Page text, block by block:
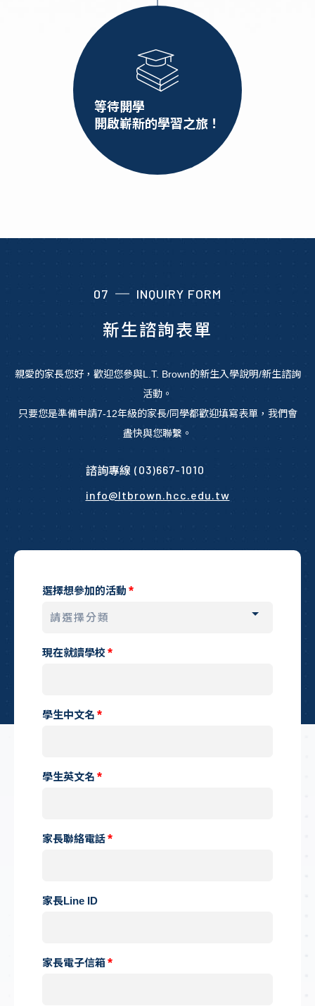
等待開學
開啟嶄新的學習之旅！
07 INQUIRY FORM
新生諮詢表單
親愛的家長您好，歡迎您參與L.T. Brown的新生入學說明/新生諮詢
活動。
只要您是準備申請7-12年級的家長/同學都歡迎填寫表單，我們會
盡快與您聯繫。
諮詢專線 (03)667-1010
info@ltbrown.hcc.edu.tw
選擇想參加的活動
現在就讀學校
學生中文名
學生英文名
家長聯絡電話
家長Line ID
家長電子信箱